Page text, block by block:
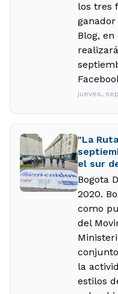
los tres
Blog,
jueves,
"La
el sur
Bogota
2020.
como
del
la
estilos